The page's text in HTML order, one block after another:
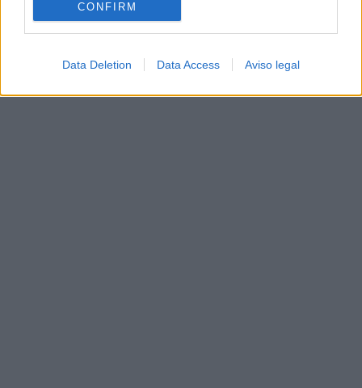
CONFIRM
Data Deletion Data Access Aviso legal